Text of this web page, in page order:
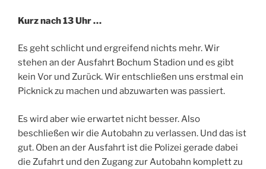
Kurz nach 13 Uhr …
Es geht schlicht und ergreifend nichts mehr. Wir
stehen an der Ausfahrt Bochum Stadion und es gibt
kein Vor und Zurück. Wir entschließen uns erstmal ein
Picknick zu machen und abzuwarten was passiert.
Es wird aber wie erwartet nicht besser. Also
beschließen wir die Autobahn zu verlassen. Und das ist
gut. Oben an der Ausfahrt ist die Polizei gerade dabei
die Zufahrt und den Zugang zur Autobahn komplett zu